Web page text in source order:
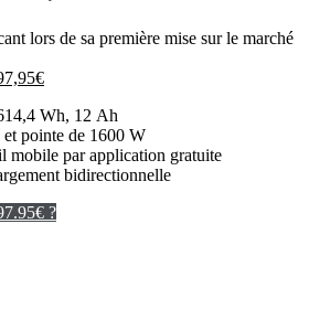
lors de sa première mise sur le marché
€
Wh, 12 Ah
pointe de 1600 W
mobile par application gratuite
bidirectionnelle
?